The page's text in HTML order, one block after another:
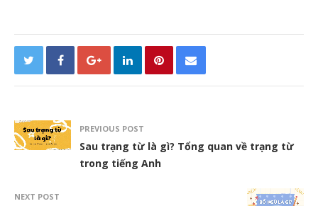
PREVIOUS POST
Sau trạng từ là gì? Tổng quan về trạng từ
trong tiếng Anh
NEXT POST